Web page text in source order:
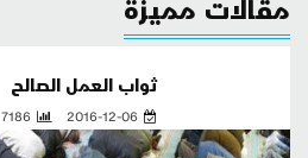
مقالات مميزة
ثواب العمل الصالح
2016-12-06
7186